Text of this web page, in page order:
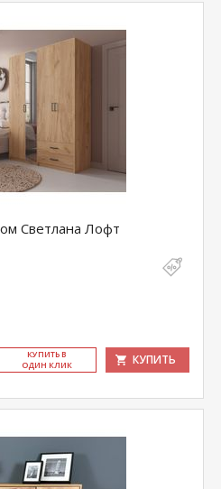
Светлана Лофт
КУ­ПИТЬ В
ОДИН КЛИК
КУПИТЬ